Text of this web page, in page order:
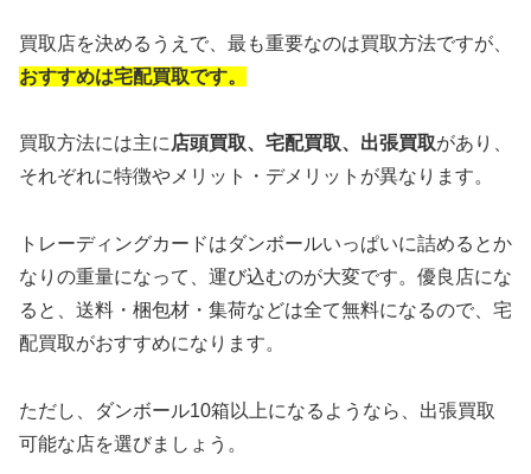
買取店を決めるうえで、最も重要なのは買取方法ですが、
おすすめは宅配買取です。
買取方法には主に 店頭買取、 宅配買取、出張買取があり、
それぞれに特徴やメリット・デメリットが異なります。
トレーディングカードはダンボールいっぱいに詰めるとか
なりの重量になって、運び込むのが大変です。優良店にな
ると、送料・梱包材・集荷などは全て無料になるので、宅
配買取がおすすめになります。
ただし、ダンボール10箱以上になるようなら、出張買取
可能な店を選びましょう。